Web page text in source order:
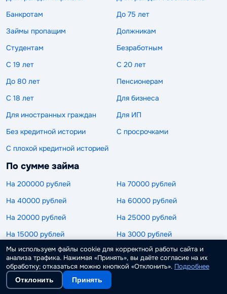
Банкротам
До 75 лет
Займы пропащим
Должникам
Студентам
Безработным
С 19 лет
С 20 лет
До 80 лет
Пенсионерам
С 18 лет
Для бизнеса
Для иностранных граждан
Для ИП
Без кредитной истории
С просрочками
С плохой кредитной историей
По сумме займа
На 200000 рублей
На 70000 рублей
На 40000 рублей
На 60000 рублей
На 20000 рублей
На 25000 рублей
На 15000 рублей
На 3000 рублей
На 4000 рублей
На 5000 рублей
На 2000 рублей
На 500 рублей
На 100 рублей
Мы используем файлы cookie для корректной работы сайта и
анализа трафика. Нажимая «Принять», вы даёте согласие на их
обработку; отказаться можно кнопкой «Отклонить». Подробнее
Отклонить Принять